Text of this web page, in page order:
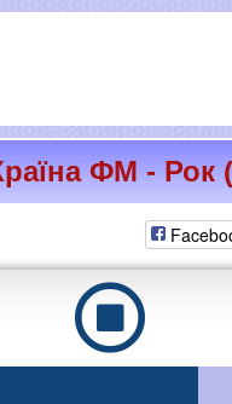
ФМ - Рок